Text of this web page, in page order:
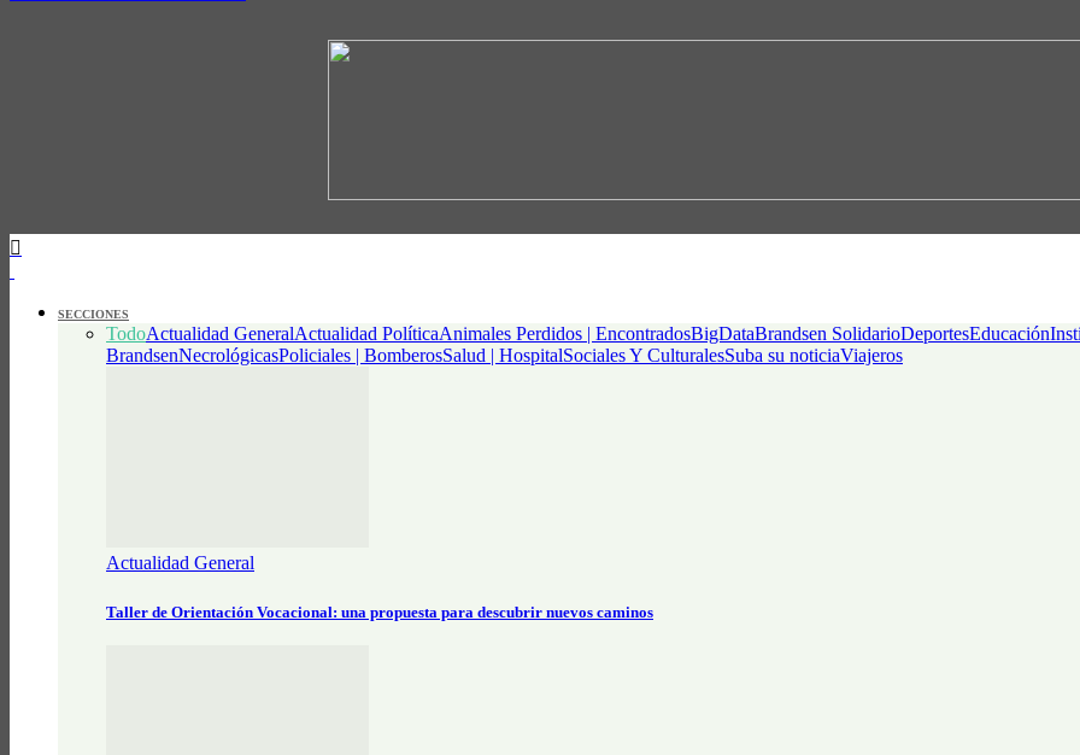
SECCIONES
TodoActualidad GeneralActualidad PolíticaAnimales Perdidos | EncontradosBigDataBrandsen SolidarioDeportesEducación
BrandsenNecrológicasPoliciales | BomberosSalud | HospitalSociales Y CulturalesSuba su noticiaViajeros
Actualidad General
Taller de Orientación Vocacional: una propuesta para descubrir nuevos caminos